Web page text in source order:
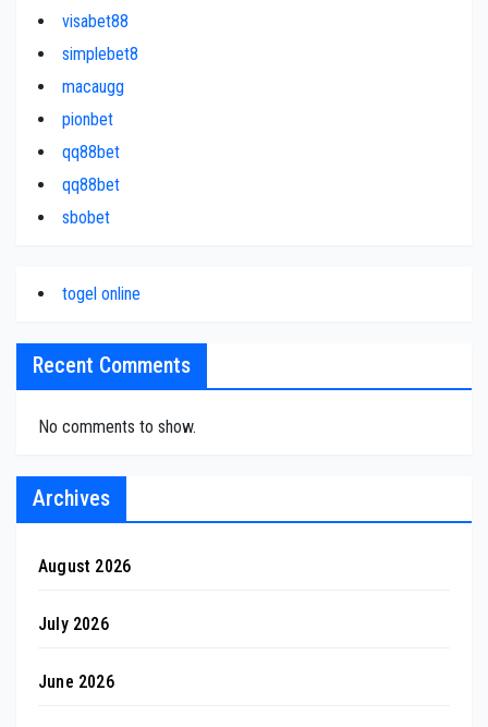
visabet88
simplebet8
macaugg
pionbet
qq88bet
qq88bet
sbobet
togel online
Recent Comments
No comments to show.
Archives
August 2026
July 2026
June 2026